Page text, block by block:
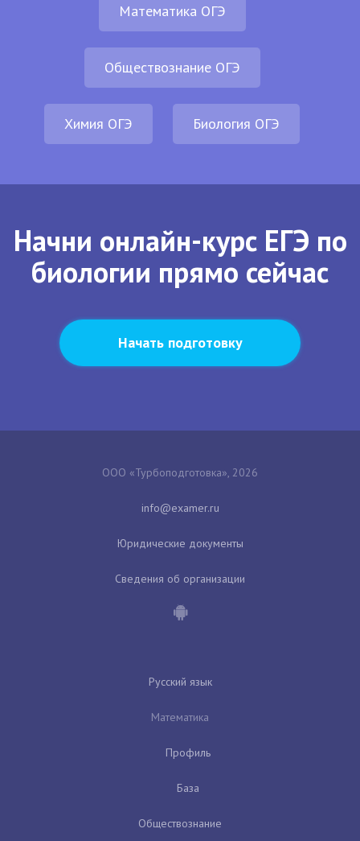
Математика ОГЭ
Обществознание ОГЭ
Химия ОГЭ Биология ОГЭ
Начни онлайн-курс ЕГЭ по
биологии прямо сейчас
Начать подготовку
ООО «Турбоподготовка», 2026
Юридические документы
Сведения об организации
Русский язык
Математика
Профиль
База
Обществознание